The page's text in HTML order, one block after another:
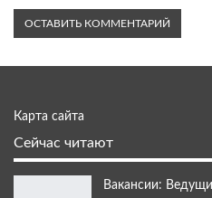
Карта сайта
Сейчас читают
Вакансии: